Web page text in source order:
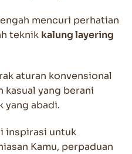
mencuri perhatian
teknik kalung layering
aturan konvensional
kasual yang berani
yang abadi.
inspirasi untuk
Kamu, perpaduan